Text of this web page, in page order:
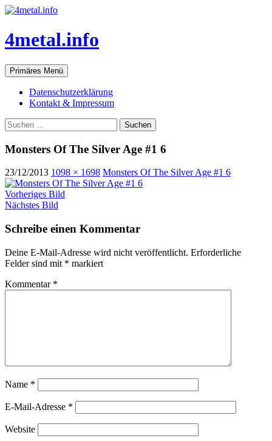
Zum
springen
4metal.info
Suchen
Primäres Menü
Datenschutzerklärung
Kontakt & Impressum
Suchen
nach:
Monsters Of The Silver Age #1 6
23/12/2013 1098 × 1698 Monsters Of The Silver Age #1 6
Vorheriges Bild
Nächstes Bild
Schreibe einen Kommentar
Deine E-Mail-Adresse wird nicht veröffentlicht. Erforderliche
Felder sind mit * markiert
Kommentar *
Name *
E-Mail-Adresse *
Website